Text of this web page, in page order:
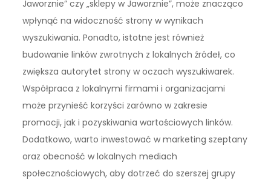
Jaworznie” czy „sklepy w Jaworznie”, może znacząco
wpłynąć na widoczność strony w wynikach
wyszukiwania. Ponadto, istotne jest również
budowanie linków zwrotnych z lokalnych źródeł, co
zwiększa autorytet strony w oczach wyszukiwarek.
Współpraca z lokalnymi firmami i organizacjami
może przynieść korzyści zarówno w zakresie
promocji, jak i pozyskiwania wartościowych linków.
Dodatkowo, warto inwestować w marketing szeptany
oraz obecność w lokalnych mediach
społecznościowych, aby dotrzeć do szerszej grupy